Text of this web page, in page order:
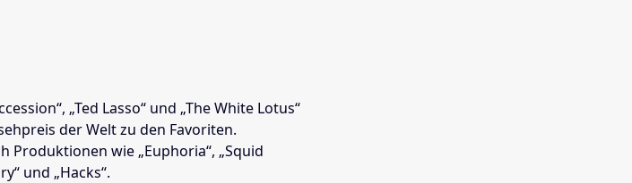
„Ted Lasso“ und „The White Lotus“
der Welt zu den Favoriten.
Produktionen wie „Euphoria“, „Squid
und „Hacks“.